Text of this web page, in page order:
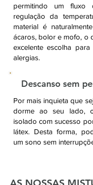
permitindo um
regulação da
material é
ácaros, bolor e mofo, o
excelente escolha
alergias.
Descanso sem
Por mais inquieta que
dorme ao seu lado,
isolado com sucesso
látex. Desta forma,
um sono sem